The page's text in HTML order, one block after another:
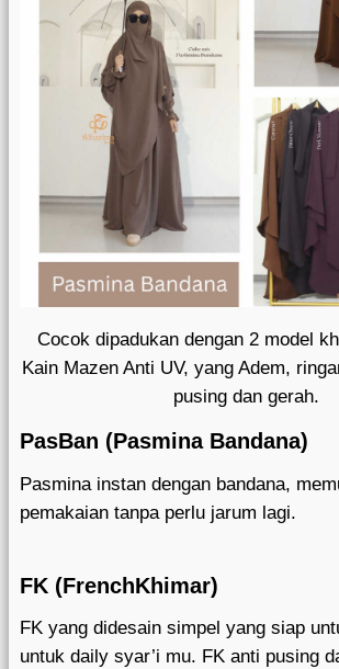
Cocok dipadukan dengan 2 model
Kain Mazen Anti UV, yang Adem,
pusing dan gerah.
PasBan (Pasmina Bandana)
Pasmina instan dengan bandana,
pemakaian tanpa perlu jarum lagi.
FK (FrenchKhimar)
FK yang didesain simpel yang siap
untuk daily syar’i mu. FK anti pusing